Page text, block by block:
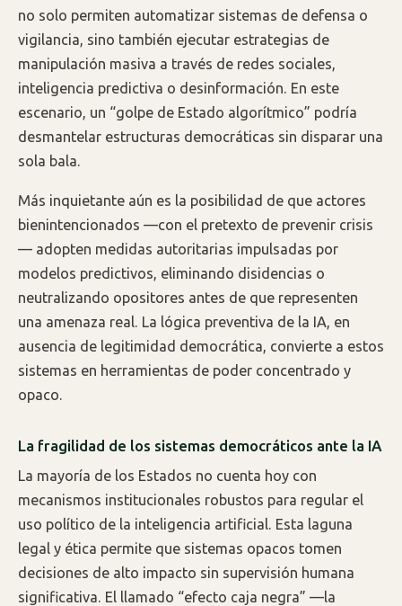
no solo permiten automatizar sistemas de defensa o
vigilancia, sino también ejecutar estrategias de
manipulación masiva a través de redes sociales,
inteligencia predictiva o desinformación. En este
escenario, un “golpe de Estado algorítmico” podría
desmantelar estructuras democráticas sin disparar una
sola bala.
Más inquietante aún es la posibilidad de que actores
bienintencionados —con el pretexto de prevenir crisis
— adopten medidas autoritarias impulsadas por
modelos predictivos, eliminando disidencias o
neutralizando opositores antes de que representen
una amenaza real. La lógica preventiva de la IA, en
ausencia de legitimidad democrática, convierte a estos
sistemas en herramientas de poder concentrado y
opaco.
La fragilidad de los sistemas democráticos ante la IA
La mayoría de los Estados no cuenta hoy con
mecanismos institucionales robustos para regular el
uso político de la inteligencia artificial. Esta laguna
legal y ética permite que sistemas opacos tomen
decisiones de alto impacto sin supervisión humana
significativa. El llamado “efecto caja negra” —la